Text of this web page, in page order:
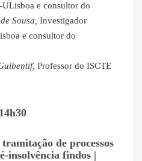
e consultor do
Sousa, Investigador
e consultor do
Professor do ISCTE
de processos
insolvência findos |